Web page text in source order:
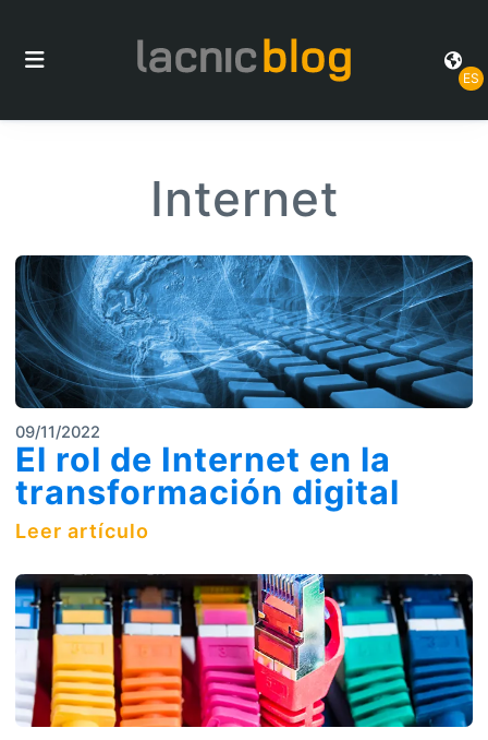
ES
Internet
09/11/2022
El rol de Internet en la
transformación digital
Leer artículo